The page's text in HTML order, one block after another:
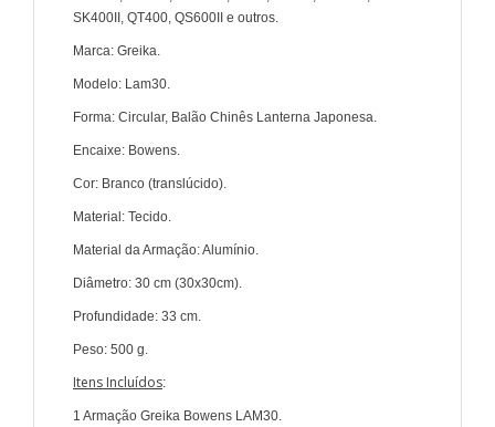
SK400II, QT400, QS600II e outros.
Marca: Greika.
Modelo: Lam30.
Forma: Circular, Balão Chinês Lanterna Japonesa.
Encaixe: Bowens.
Cor: Branco (translúcido).
Material: Tecido.
Material da Armação: Alumínio.
Diâmetro: 30 cm (30x30cm).
Profundidade: 33 cm.
Peso: 500 g.
Itens Incluídos:
1 Armação Greika Bowens LAM30.